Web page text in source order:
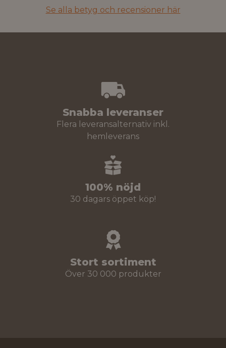
Se alla betyg och recensioner här
Snabba leveranser
Flera leveransalternativ inkl.
hemleverans
100% nöjd
30 dagars öppet köp!
Stort sortiment
Över 30 000 produkter